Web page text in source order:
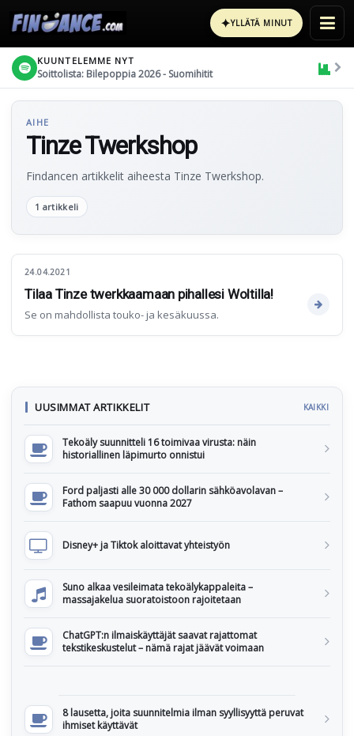
✦YLLÄTÄ MINUT
KUUNTELEMME NYT
Soittolista: Bilepoppia 2026 - Suomihitit
AIHE
Tinze Twerkshop
Findancen artikkelit aiheesta Tinze Twerkshop.
1 artikkeli
24.04.2021
Tilaa Tinze twerkkaamaan pihallesi Woltilla!
Se on mahdollista touko- ja kesäkuussa.
UUSIMMAT ARTIKKELIT KAIKKI
Tekoäly suunnitteli 16 toimivaa virusta: näin
historiallinen läpimurto onnistui
Ford paljasti alle 30 000 dollarin sähköavolavan –
Fathom saapuu vuonna 2027
Disney+ ja Tiktok aloittavat yhteistyön
Suno alkaa vesileimata tekoälykappaleita –
massajakelua suoratoistoon rajoitetaan
ChatGPT:n ilmaiskäyttäjät saavat rajattomat
tekstikeskustelut – nämä rajat jäävät voimaan
8 lausetta, joita suunnitelmia ilman syyllisyyttä peruvat
ihmiset käyttävät